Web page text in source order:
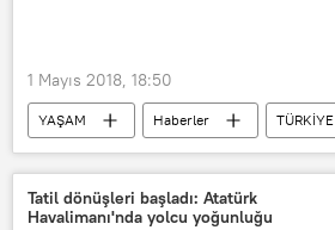
1 Mayıs 2018, 18:50
YAŞAM Haberler
TÜRKİYE
Zonguldak
Kirpi
Tatil dönüşleri başladı: Atatürk
Havalimanı'nda yolcu yoğunluğu